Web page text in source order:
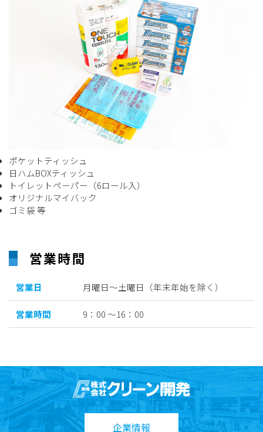
ポケットティッシュ
日ハムBOXティッシュ
トイレットペーパー（6ロール入）
オリジナルマイバック
ゴミ袋 等
営業時間
営業日 月曜日～土曜日（年末年始を除く）
営業時間 9：00 ～16：00
企業情報